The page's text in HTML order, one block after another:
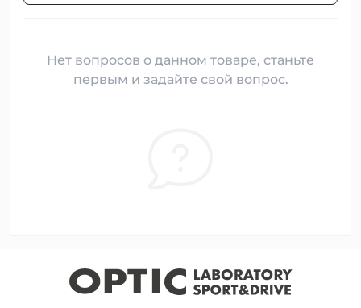
Нет вопросов о данном товаре, станьте
первым и задайте свой вопрос.